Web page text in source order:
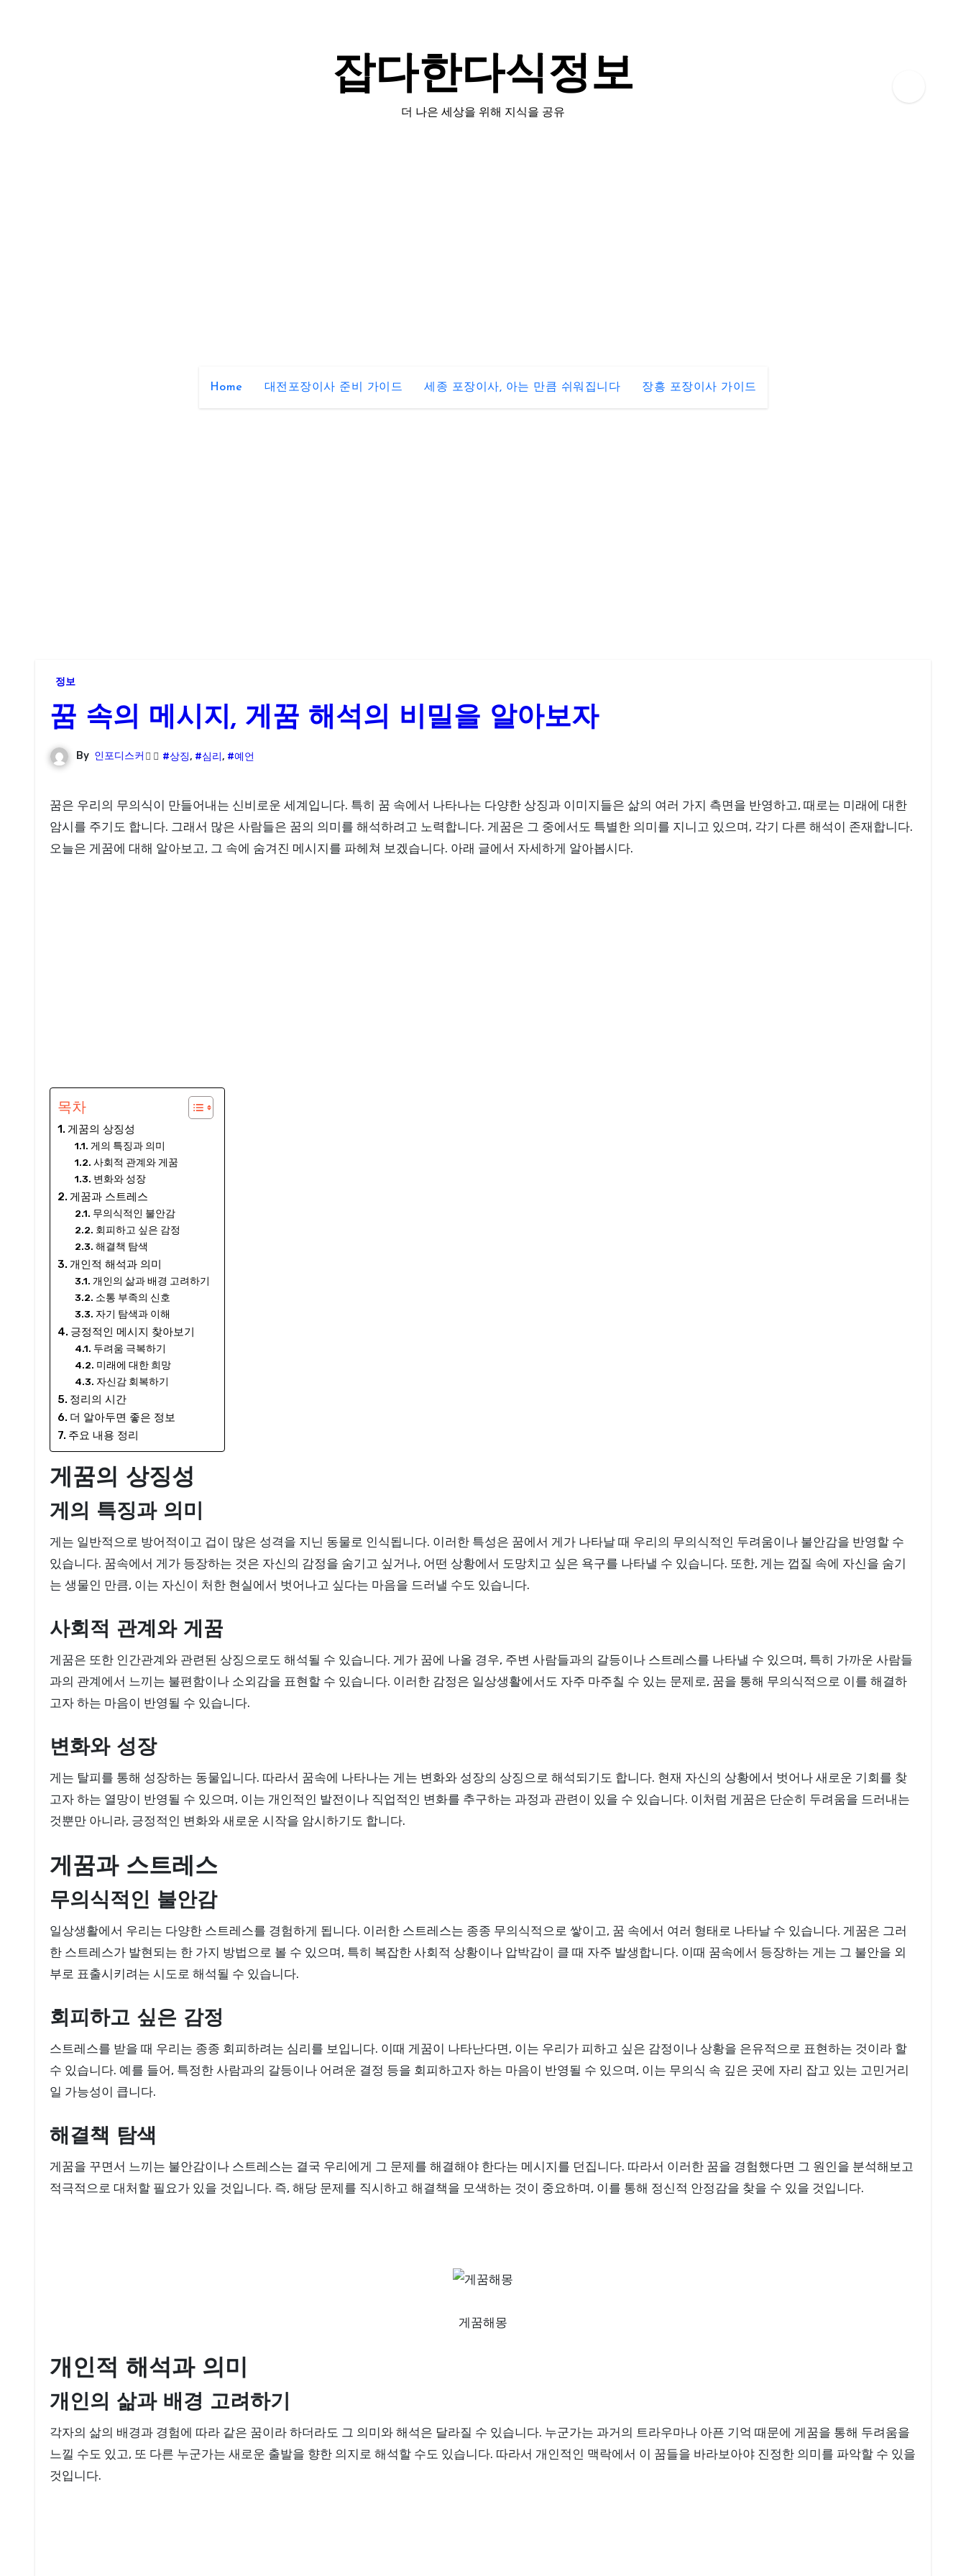
잡다한다식정보
더 나은 세상을 위해 지식을 공유
Home 대전포장이사 준비 가이드 세종 포장이사, 아는 만큼 쉬워집니다 장흥 포장이사 가이드
정보
꿈 속의 메시지, 게꿈 해석의 비밀을 알아보자
By 인포디스커 #상징, #심리, #예언
꿈은 우리의 무의식이 만들어내는 신비로운 세계입니다. 특히 꿈 속에서 나타나는 다양한 상징과 이미지들은 삶의 여러 가지 측면을 반영하고, 때로는 미래에 대한
암시를 주기도 합니다. 그래서 많은 사람들은 꿈의 의미를 해석하려고 노력합니다. 게꿈은 그 중에서도 특별한 의미를 지니고 있으며, 각기 다른 해석이 존재합니다.
오늘은 게꿈에 대해 알아보고, 그 속에 숨겨진 메시지를 파헤쳐 보겠습니다. 아래 글에서 자세하게 알아봅시다.
목차
게꿈의 상징성
게의 특징과 의미
사회적 관계와 게꿈
변화와 성장
게꿈과 스트레스
무의식적인 불안감
회피하고 싶은 감정
해결책 탐색
개인적 해석과 의미
개인의 삶과 배경 고려하기
소통 부족의 신호
자기 탐색과 이해
긍정적인 메시지 찾아보기
두려움 극복하기
미래에 대한 희망
자신감 회복하기
정리의 시간
더 알아두면 좋은 정보
주요 내용 정리
게꿈의 상징성
게의 특징과 의미
게는 일반적으로 방어적이고 겁이 많은 성격을 지닌 동물로 인식됩니다. 이러한 특성은 꿈에서 게가 나타날 때 우리의 무의식적인 두려움이나 불안감을 반영할 수
있습니다. 꿈속에서 게가 등장하는 것은 자신의 감정을 숨기고 싶거나, 어떤 상황에서 도망치고 싶은 욕구를 나타낼 수 있습니다. 또한, 게는 껍질 속에 자신을 숨기
는 생물인 만큼, 이는 자신이 처한 현실에서 벗어나고 싶다는 마음을 드러낼 수도 있습니다.
사회적 관계와 게꿈
게꿈은 또한 인간관계와 관련된 상징으로도 해석될 수 있습니다. 게가 꿈에 나올 경우, 주변 사람들과의 갈등이나 스트레스를 나타낼 수 있으며, 특히 가까운 사람들
과의 관계에서 느끼는 불편함이나 소외감을 표현할 수 있습니다. 이러한 감정은 일상생활에서도 자주 마주칠 수 있는 문제로, 꿈을 통해 무의식적으로 이를 해결하
고자 하는 마음이 반영될 수 있습니다.
변화와 성장
게는 탈피를 통해 성장하는 동물입니다. 따라서 꿈속에 나타나는 게는 변화와 성장의 상징으로 해석되기도 합니다. 현재 자신의 상황에서 벗어나 새로운 기회를 찾
고자 하는 열망이 반영될 수 있으며, 이는 개인적인 발전이나 직업적인 변화를 추구하는 과정과 관련이 있을 수 있습니다. 이처럼 게꿈은 단순히 두려움을 드러내는
것뿐만 아니라, 긍정적인 변화와 새로운 시작을 암시하기도 합니다.
게꿈과 스트레스
무의식적인 불안감
일상생활에서 우리는 다양한 스트레스를 경험하게 됩니다. 이러한 스트레스는 종종 무의식적으로 쌓이고, 꿈 속에서 여러 형태로 나타날 수 있습니다. 게꿈은 그러
한 스트레스가 발현되는 한 가지 방법으로 볼 수 있으며, 특히 복잡한 사회적 상황이나 압박감이 클 때 자주 발생합니다. 이때 꿈속에서 등장하는 게는 그 불안을 외
부로 표출시키려는 시도로 해석될 수 있습니다.
회피하고 싶은 감정
스트레스를 받을 때 우리는 종종 회피하려는 심리를 보입니다. 이때 게꿈이 나타난다면, 이는 우리가 피하고 싶은 감정이나 상황을 은유적으로 표현하는 것이라 할
수 있습니다. 예를 들어, 특정한 사람과의 갈등이나 어려운 결정 등을 회피하고자 하는 마음이 반영될 수 있으며, 이는 무의식 속 깊은 곳에 자리 잡고 있는 고민거리
일 가능성이 큽니다.
해결책 탐색
게꿈을 꾸면서 느끼는 불안감이나 스트레스는 결국 우리에게 그 문제를 해결해야 한다는 메시지를 던집니다. 따라서 이러한 꿈을 경험했다면 그 원인을 분석해보고
적극적으로 대처할 필요가 있을 것입니다. 즉, 해당 문제를 직시하고 해결책을 모색하는 것이 중요하며, 이를 통해 정신적 안정감을 찾을 수 있을 것입니다.
게꿈해몽
개인적 해석과 의미
개인의 삶과 배경 고려하기
각자의 삶의 배경과 경험에 따라 같은 꿈이라 하더라도 그 의미와 해석은 달라질 수 있습니다. 누군가는 과거의 트라우마나 아픈 기억 때문에 게꿈을 통해 두려움을
느낄 수도 있고, 또 다른 누군가는 새로운 출발을 향한 의지로 해석할 수도 있습니다. 따라서 개인적인 맥락에서 이 꿈들을 바라보아야 진정한 의미를 파악할 수 있을
것입니다.